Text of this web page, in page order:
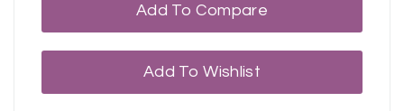
Add To Compare
Add To Wishlist